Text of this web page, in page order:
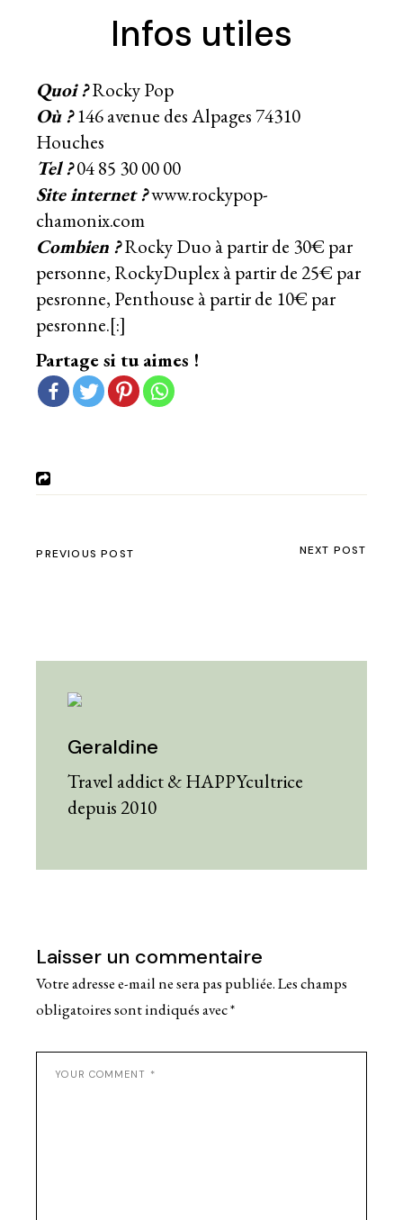
Infos utiles
Quoi ?Rocky Pop
Où ?146 avenue des Alpages 74310
Houches
Tel ?04 85 30 00 00
Site internet ?www.rockypop-
chamonix.com
Combien ?Rocky Duo à partir de 30€ par
personne, RockyDuplex à partir de 25€ par
pesronne, Penthouse à partir de 10€ par
pesronne.[:]
Partage si tu aimes !
PREVIOUS POST NEXT POST
Geraldine
Travel addict & HAPPYcultrice
depuis 2010
Laisser un commentaire
Votre adresse e-mail ne sera pas publiée.Les champs
obligatoires sont indiqués avec*